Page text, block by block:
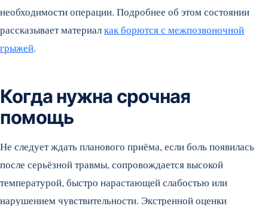
необходимости операции. Подробнее об этом состоянии
рассказывает материалкак борются с межпозвоночной
грыжей.
Когда нужна срочная
помощь
Не следует ждать планового приёма, если боль появилась
после серьёзной травмы, сопровождается высокой
температурой, быстро нарастающей слабостью или
нарушением чувствительности. Экстренной оценки